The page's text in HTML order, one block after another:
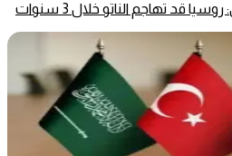
قد تهاجم الناتو خلال 3 سنوات